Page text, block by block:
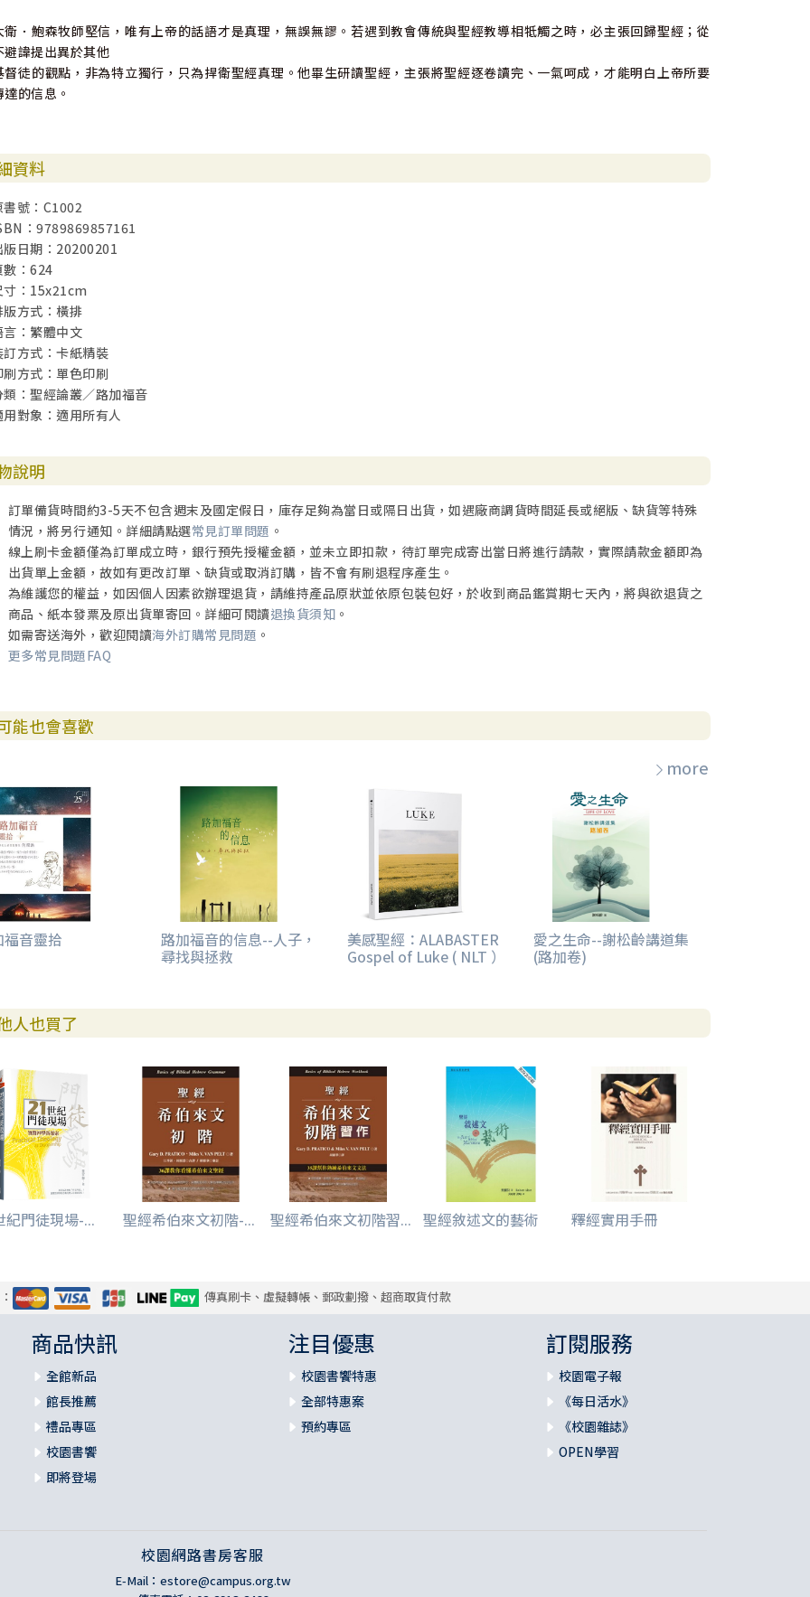
衛．鮑森牧師堅信，唯有上帝的話語才是真理，無誤無謬。若遇到教會傳統與聖經教導相牴觸之時，必主張回歸聖經；從
避諱提出異於其他
督徒的觀點，非為特立獨行，只為捍衛聖經真理。他畢生研讀聖經，主張將聖經逐卷讀完、一氣呵成，才能明白上帝所要
達的信息。
資料
書號：C1002
：9789869857161
版日期：20200201
數：624
寸：15x21cm
版方式：橫排
言：繁體中文
訂方式：卡紙精裝
刷方式：單色印刷
類：聖經論叢／路加福音
用對象：適用所有人
說明
訂單備貨時間約3-5天不包含週末及國定假日，庫存足夠為當日或隔日出貨，如遇廠商調貨時間延長或絕版、缺貨等特殊
情況，將另行通知。詳細請點選常見訂單問題 。
線上刷卡金額僅為訂單成立時，銀行預先授權金額，並未立即扣款，待訂單完成寄出當日將進行請款，實際請款金額即為
出貨單上金額，故如有更改訂單、缺貨或取消訂購，皆不會有刷退程序產生。
為維護您的權益，如因個人因素欲辦理退貨，請維持產品原狀並依原包裝包好，於收到商品鑑賞期七天內，將與欲退貨之
商品、紙本發票及原出貨單寄回。詳細可閱讀退換貨須知 。
如需寄送海外，歡迎閱讀海外訂購常見問題 。
更多常見問題FAQ
能也會喜歡
more
音靈拾 路加福音的信息--人子，
尋找與拯救
美感聖經：ALABASTER
Gospel of Luke ( NLT ）
愛之生命--謝松齡講道集
(路加卷)
人也買了
紀門徒現場-... 聖經希伯來文初階-... 聖經希伯來文初階習... 聖經敘述文的藝術 釋經實用手冊
傳真刷卡、虛擬轉帳、郵政劃撥、超商取貨付款
商品快訊
全館新品
館長推薦
禮品專區
校園書饗
即將登場
注目優惠
校園書饗特惠
全部特惠案
預約專區
訂閱服務
校園電子報
《每日活水》
《校園雜誌》
OPEN學習
校園網路書房客服
E-Mail： estore@campus.org.tw